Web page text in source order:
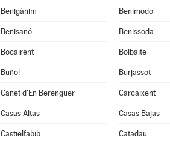
Benigànim Benimodo
Benisanó Benissoda
Bocairent Bolbaite
Buñol Burjassot
Canet d'En Berenguer Carcaixent
Casas Altas Casas Bajas
Castielfabib Catadau